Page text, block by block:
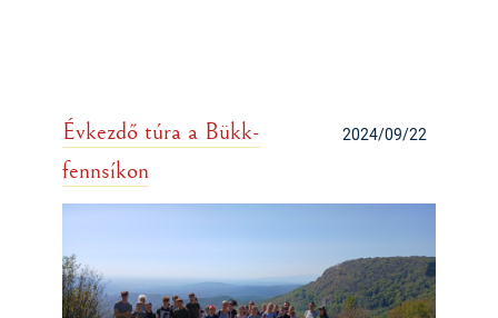
2024/09/22
Évkezdő túra a Bükk-
fennsíkon